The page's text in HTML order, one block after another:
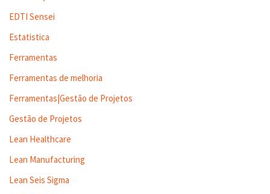
EDTI Sensei
Estatistica
Ferramentas
Ferramentas de melhoria
Ferramentas|Gestão de Projetos
Gestão de Projetos
Lean Healthcare
Lean Manufacturing
Lean Seis Sigma